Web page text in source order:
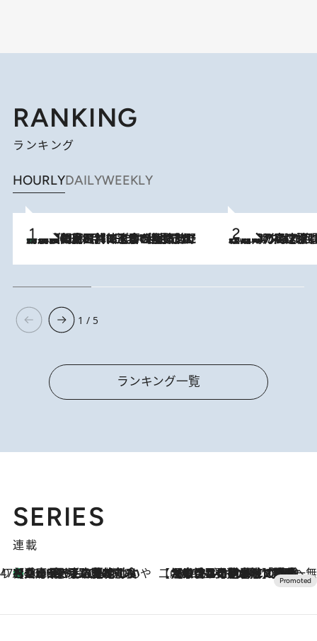
RANKING
ランキング
HOURLYDAILYWEEKLY
2026.8.8
「最後に見られてよかった」上野動物園の東園パンダ舎が解体前に特別公開。8月16日まで延長されたパネル展と共に辿る“半世紀”のパンダ飼育《解体工事の図面あり》 2026.8.7
「湘南乃風に憧れて」観客大盛上がりの“タオル回し”に、ラッパー顔負けの高速歌唱まで…さだまさし（74）のアグレッシブすぎる現在地
1 / 5
ランキング一覧
SERIES
連載
47都道府県の手みやげ ひんやりスイーツで夏を満喫
2026.8.8
【兵庫県】この夏絶対食べたい 冷やしておいしいおやつ3選 淡路島の恵みをジェラートに集約 【CREA×星野リゾート】唯一無二。癒しと発見が待つ場所へ
2026.8.7
【トンボの足水浴】ヒノキの香りに包まれて涼感マックス！約13℃の湧水かけ流しを避暑地「星野温泉 トンボの湯」で体験